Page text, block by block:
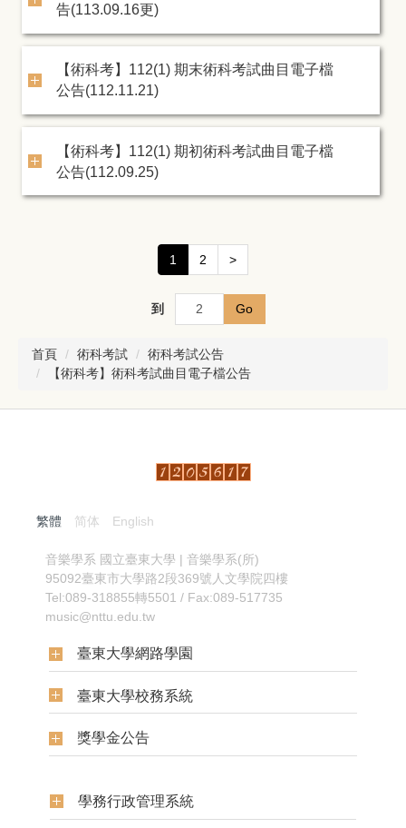
告(113.09.16更)
【術科考】112(1) 期末術科考試曲目電子檔
公告(112.11.21)
【術科考】112(1) 期初術科考試曲目電子檔
公告(112.09.25)
1 2 >
到 Go
首頁 術科考試
術科考試公告
【術科考】術科考試曲目電子檔公告
繁體 简体
English
音樂學系 國立臺東大學 | 音樂學系(所)
95092臺東市大學路2段369號人文學院四樓
Tel:089-318855轉5501 / Fax:089-517735
music@nttu.edu.tw
臺東大學網路學園
臺東大學校務系統
獎學金公告
學務行政管理系統